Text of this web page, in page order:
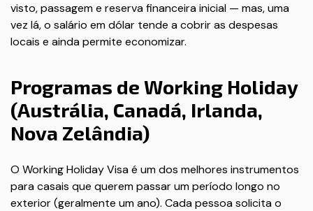
visto, passagem e reserva financeira inicial — mas, uma
vez lá, o salário em dólar tende a cobrir as despesas
locais e ainda permite economizar.
Programas de Working Holiday
(Austrália, Canadá, Irlanda,
Nova Zelândia)
O Working Holiday Visa é um dos melhores instrumentos
para casais que querem passar um período longo no
exterior (geralmente um ano). Cada pessoa solicita o